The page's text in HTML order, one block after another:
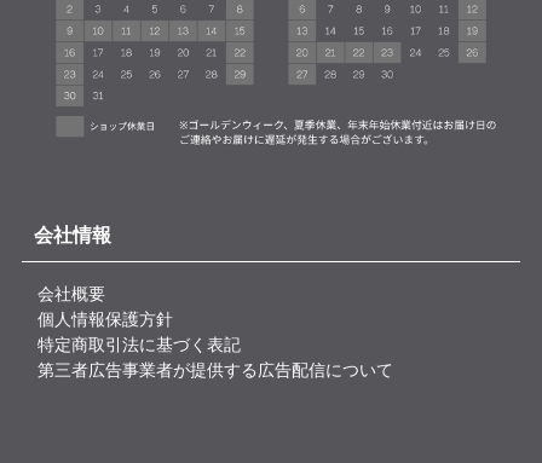
会社情報
会社概要
個人情報保護方針
特定商取引法に基づく表記
第三者広告事業者が提供する広告配信について